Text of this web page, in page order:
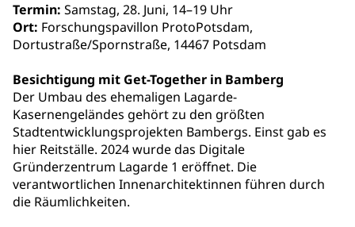
Termin: Samstag, 28. Juni, 14–19 Uhr
Ort: Forschungspavillon ProtoPotsdam,
Dortustraße/Spornstraße, 14467 Potsdam
Besichtigung mit Get-Together in Bamberg
Der Umbau des ehemaligen Lagarde-
Kasernengeländes gehört zu den größten
Stadtentwicklungsprojekten Bambergs. Einst gab es
hier Reitställe. 2024 wurde das Digitale
Gründerzentrum Lagarde 1 eröffnet. Die
verantwortlichen Innenarchitektinnen führen durch
die Räumlichkeiten.